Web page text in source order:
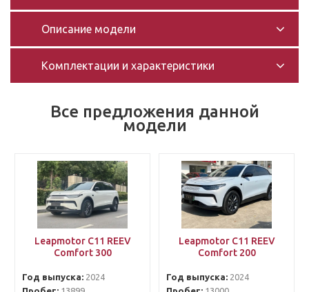
Описание модели
Комплектации и характеристики
Все предложения данной
модели
Leapmotor C11 REEV
Comfort 300
Год выпуска:2024
Leapmotor C11 REEV
Comfort 200
Год выпуска:2024